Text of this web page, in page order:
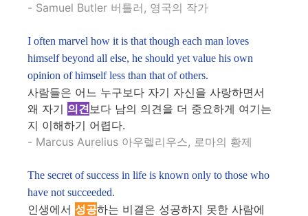
- Samuel Butler 버틀러, 영국의 작가
I often marvel how it is that though each man loves
himself beyond all else, he should yet value his own
opinion of himself less than that of others.
사람들은 어느 누구보다 자기 자신을 사랑하면서
왜 자기 의견보다 남의 의견을 더 중요하게 여기는
지 이해하기 어렵다.
- Marcus Aurelius 아우렐리우스, 로마의 황제
The secret of success in life is known only to those who
have not succeeded.
인생에서 성공하는 비결은 성공하지 못한 사람에